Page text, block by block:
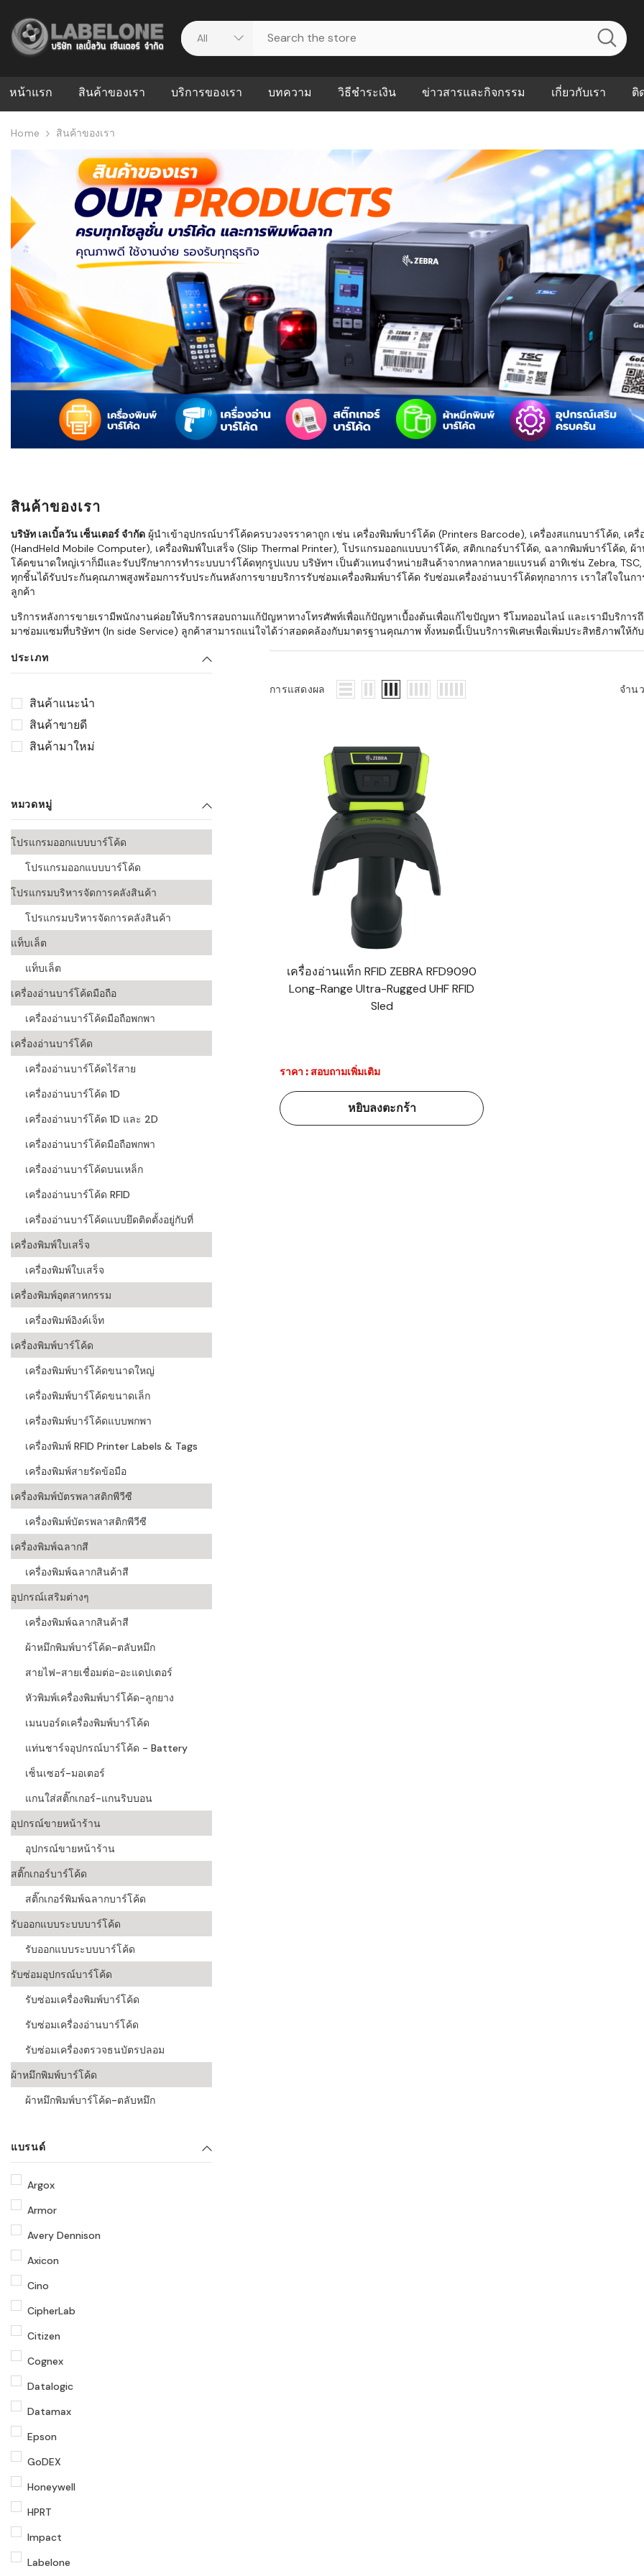
หน้าแรก สินค้าของเรา บริการของเรา
ดาวน์โหลดไดร์เวอร์
วีดีโอแนะนำ
บทความ
บริหารคลังสินค้าที่ช่วยลด
สต็อกแบบ Real-time
ปัญหาคลังสินค้าที่บอกว่า
ธุรกิจของคุณควรเริ่มใช้
WMS กับ ERP ต่างกัน
อย่างไร? ทำไมหลายธุรกิจ
ต้องใช้ร่วมกัน
ใช้ Excel คุมสต็อก กับใช้
WMS ต่างกันอย่างไร?
แบบไหนเหมาะกับธุรกิจที่
กำลังเติบโต
ขั้นตอนการทำงานของ
WMS ตั้งแต่รับสินค้า จัด
เก็บ หยิบ แพ็ก จนถึงจัดส่ง
อย่างไร
WMS สำหรับธุรกิจ 3PL,
ค้าส่ง และ E-Commerce:
แนะนำ Checklist ก่อน
เลือกระบบ WMS: ธุรกิจ
ก่อนเริ่มติดตั้ง
ระบบบาร์โค้ดในธุรกิจขน
ส่งและโลจิสติกส์
ระบบบาร์โค้ดในธุรกิจ
ขายธุรกิจค้าปลีก
การพัฒนาบาร์โค้ดในงาน
อุตสาหกรรม
ระบบบาร์โค้ดใน
อุตสาหกรรมยานยนต์
อุตสาหกรรมเสื้อผ้า
ระบบบาร์โค้ดใน
แพทย์
ระบบบาร์โค้ดในด้านการ
วิธีชำระเงิน ข่าวสารและกิจกรรม เกี่ยวกับเรา
FAQs
Our Customer
ติ
Home สินค้าของเรา
สินค้าของเรา
บริษัท เลเบิ้ลวัน เซ็นเตอร์ จำกัด ผู้นำเข้าอุปกรณ์บาร์โค้ดครบวงจรราคาถูก เช่น เครื่องพิมพ์บาร์โค้ด (Printers Barcode), เครื่องสแกนบาร์โค้ด, เค
(HandHeld Mobile Computer), เครื่องพิมพ์ใบเสร็จ (Slip Thermal Printer), โปรแกรมออกแบบบาร์โค้ด, สติกเกอร์บาร์โค้ด, ฉลากพิมพ์บาร์โค้ด,
โค้ดขนาดใหญ่เราก็มีและรับปรึกษาการทำระบบบาร์โค้ดทุกรูปแบบ บริษัทฯ เป็นตัวแทนจำหน่ายสินค้าจากหลากหลายแบรนด์ อาทิเช่น Zebra, TSC,
ทุกชิ้นได้รับประกันคุณภาพสูงพร้อมการรับประกันหลังการขายบริการรับซ่อมเครื่องพิมพ์บาร์โค้ด รับซ่อมเครื่องอ่านบาร์โค้ดทุกอาการ เราใส่ใจใน
ลูกค้า
บริการหลังการขายเรามีพนักงานค่อยให้บริการสอบถามแก้ปัญหาทางโทรศัพท์เพื่อแก้ปัญหาเบื้องต้นเพื่อแก้ไขปัญหา รีโมทออนไลน์ และเรามีบริการ
มาซ่อมแซมที่บริษัทฯ (In side Service) ลูกค้าสามารถแน่ใจได้ว่าสอดคล้องกับมาตรฐานคุณภาพ ทั้งหมดนี้เป็นบริการพิเศษเพื่อเพิ่มประสิทธิภาพให้กั
ประเภท
สินค้าแนะนำ
สินค้าขายดี
สินค้ามาใหม่
หมวดหมู่
โปรแกรมออกแบบบาร์โค้ด
โปรแกรมออกแบบบาร์โค้ด
โปรแกรมบริหารจัดการคลังสินค้า
โปรแกรมบริหารจัดการคลังสินค้า
แท็บเล็ต
แท็บเล็ต
เครื่องอ่านบาร์โค้ดมือถือ
เครื่องอ่านบาร์โค้ดมือถือพกพา
เครื่องอ่านบาร์โค้ด
เครื่องอ่านบาร์โค้ดไร้สาย
เครื่องอ่านบาร์โค้ด 1D
เครื่องอ่านบาร์โค้ด 1D และ 2D
เครื่องอ่านบาร์โค้ดมือถือพกพา
เครื่องอ่านบาร์โค้ดบนเหล็ก
เครื่องอ่านบาร์โค้ด RFID
เครื่องอ่านบาร์โค้ดแบบยึดติดตั้งอยู่กับที่
เครื่องพิมพ์ใบเสร็จ
เครื่องพิมพ์ใบเสร็จ
เครื่องพิมพ์อุตสาหกรรม
เครื่องพิมพ์อิงค์เจ็ท
เครื่องพิมพ์บาร์โค้ด
เครื่องพิมพ์บาร์โค้ดขนาดใหญ่
เครื่องพิมพ์บาร์โค้ดขนาดเล็ก
เครื่องพิมพ์บาร์โค้ดแบบพกพา
เครื่องพิมพ์ RFID Printer Labels & Tags
เครื่องพิมพ์สายรัดข้อมือ
เครื่องพิมพ์บัตรพลาสติกพีวีซี
เครื่องพิมพ์บัตรพลาสติกพีวีซี
เครื่องพิมพ์ฉลากสี
เครื่องพิมพ์ฉลากสินค้าสี
อุปกรณ์เสริมต่างๆ
เครื่องพิมพ์ฉลากสินค้าสี
ผ้าหมึกพิมพ์บาร์โค้ด-ตลับหมึก
สายไฟ-สายเชื่อมต่อ-อะแดปเตอร์
หัวพิมพ์เครื่องพิมพ์บาร์โค้ด-ลูกยาง
เมนบอร์ดเครื่องพิมพ์บาร์โค้ด
แท่นชาร์จอุปกรณ์บาร์โค้ด - Battery
เซ็นเซอร์-มอเตอร์
แกนใส่สติ๊กเกอร์-แกนริบบอน
อุปกรณ์ขายหน้าร้าน
อุปกรณ์ขายหน้าร้าน
สติ๊กเกอร์บาร์โค้ด
สติ๊กเกอร์พิมพ์ฉลากบาร์โค้ด
รับออกแบบระบบบาร์โค้ด
รับออกแบบระบบบาร์โค้ด
รับซ่อมอุปกรณ์บาร์โค้ด
รับซ่อมเครื่องพิมพ์บาร์โค้ด
รับซ่อมเครื่องอ่านบาร์โค้ด
รับซ่อมเครื่องตรวจธนบัตรปลอม
ผ้าหมึกพิมพ์บาร์โค้ด
ผ้าหมึกพิมพ์บาร์โค้ด-ตลับหมึก
แบรนด์
Argox
Armor
Avery Dennison
Axicon
Cino
CipherLab
Citizen
Cognex
Datalogic
Datamax
Epson
GoDEX
Honeywell
HPRT
Impact
Labelone
การแสดงผล จำน
เครื่องอ่านแท็ก RFID ZEBRA RFD9090
Long-Range Ultra-Rugged UHF RFID
Sled
ราคา : สอบถามเพิ่มเติม
หยิบลงตะกร้า